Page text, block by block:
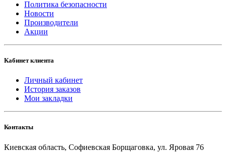
Политика безопасности
Новости
Производители
Акции
Кабинет клиента
Личный кабинет
История заказов
Мои закладки
Контакты
Киевская область, Софиевская Борщаговка, ул. Яровая 76